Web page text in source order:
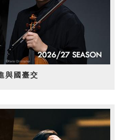
與國臺交